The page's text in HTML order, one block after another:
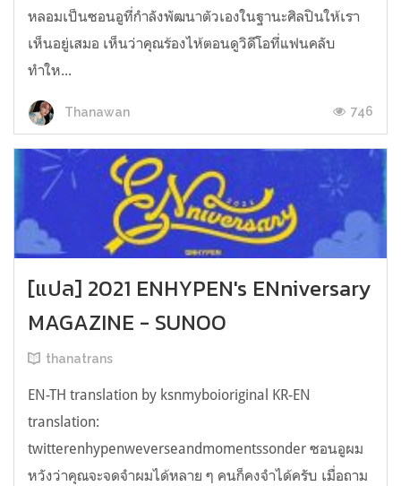
หลอมเป็นซอนอูที่กำลังพัฒนาตัวเองในฐานะศิลปินให้เรา
เห็นอยู่เสมอ เห็นว่าคุณร้องไห้ตอนดูวิดีโอที่แฟนคลับ
ทำให...
Thanawan 746
[แปล] 2021 ENHYPEN's ENniversary
MAGAZINE - SUNOO
thanatrans
EN-TH translation by ksnmyboioriginal KR-EN
translation:
twitterenhypenweverseandmomentssonder ซอนอูผม
หวังว่าคุณจะจดจำผมได้หลาย ๆ คนก็คงจำได้ครับ เมื่อถาม